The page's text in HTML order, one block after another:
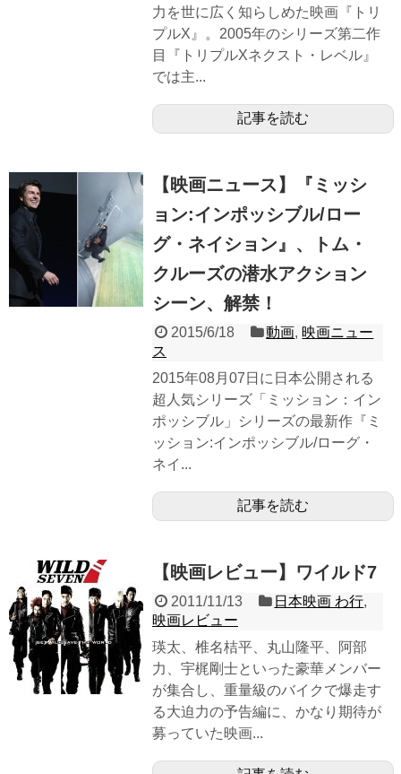
力を世に広く知らしめた映画『トリ
プルX』。2005年のシリーズ第二作
目『トリプルXネクスト・レベル』
では主...
記事を読む
【映画ニュース】『ミッシ
ョン:インポッシブル/ロー
グ・ネイション』、トム・
クルーズの潜水アクション
シーン、解禁！
2015/6/18 動画, 映画ニュー
ス
2015年08月07日に日本公開される
超人気シリーズ「ミッション：イン
ポッシブル」シリーズの最新作『ミ
ッション:インポッシブル/ローグ・
ネイ...
記事を読む
【映画レビュー】ワイルド7
2011/11/13 日本映画 わ行,
映画レビュー
瑛太、椎名桔平、丸山隆平、阿部
力、宇梶剛士といった豪華メンバー
が集合し、重量級のバイクで爆走す
る大迫力の予告編に、かなり期待が
募っていた映画...